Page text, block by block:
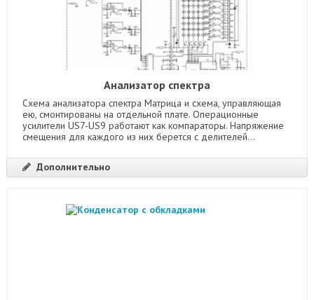
Анализатор спектра
Схема анализатора спектра Матрица и схема, управляющая
ею, смонтированы на отдельной плате. Операционные
усилители US7-US9 работают как компараторы. Напряжение
смещения для каждого из них берется с делителей...
Дополнительно